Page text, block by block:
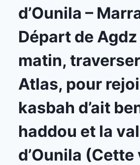
d’Ounila –
Départ de Agdz
matin,
Atlas, pour
kasbah d’ait
haddou et la
d’Ounila (Cette